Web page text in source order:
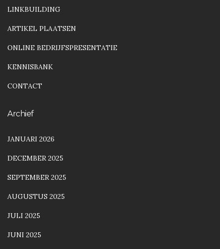
LINKBUILDING
ARTIKEL PLAATSEN
ONLINE BEDRIJFSPRESENTATIE
KENNISBANK
CONTACT
Archief
JANUARI 2026
DECEMBER 2025
SEPTEMBER 2025
AUGUSTUS 2025
JULI 2025
JUNI 2025